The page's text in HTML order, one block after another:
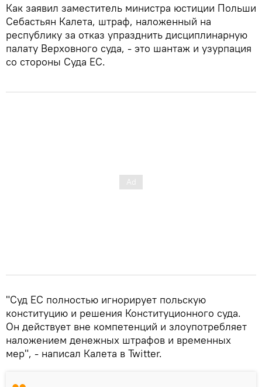
Как заявил заместитель министра юстиции Польши
Себастьян Калета, штраф, наложенный на
республику за отказ упразднить дисциплинарную
палату Верховного суда, - это шантаж и узурпация
со стороны Суда ЕС.
"Суд ЕС полностью игнорирует польскую
конституцию и решения Конституционного суда.
Он действует вне компетенций и злоупотребляет
наложением денежных штрафов и временных
мер", - написал Калета в Twitter.